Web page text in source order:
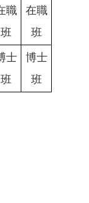
職
班
在職
班
士
班
博士
班